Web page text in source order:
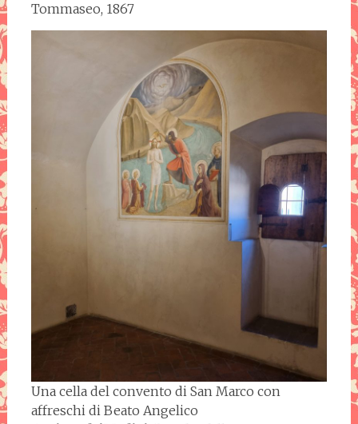
Tommaseo, 1867
Una cella del convento di San Marco con
affreschi di Beato Angelico